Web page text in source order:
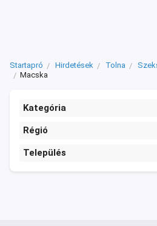
Startapró Hirdetések Tolna
Macska
Kategória
Régió
Település